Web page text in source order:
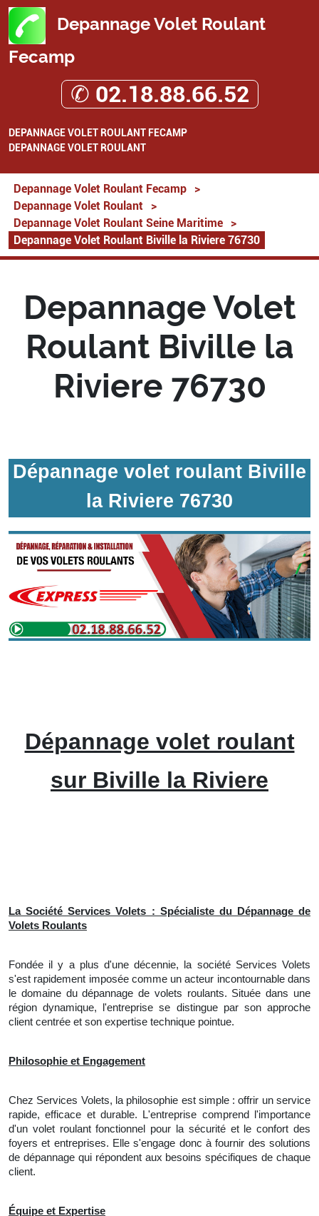
Depannage Volet Roulant
Fecamp
✆ 02.18.88.66.52
DEPANNAGE VOLET ROULANT FECAMP
DEPANNAGE VOLET ROULANT
Depannage Volet Roulant Fecamp
>
Depannage Volet Roulant
>
Depannage Volet Roulant Seine Maritime
>
Depannage Volet Roulant Biville la Riviere 76730
Depannage Volet
Roulant Biville la
Riviere 76730
Dépannage volet roulant Biville
la Riviere 76730
Dépannage volet roulant
sur Biville la Riviere
La Société Services Volets : Spécialiste du Dépannage de
Volets Roulants
Fondée il y a plus d'une décennie, la société Services Volets
s'est rapidement imposée comme un acteur incontournable dans
le domaine du dépannage de volets roulants. Située dans une
région dynamique, l'entreprise se distingue par son approche
client centrée et son expertise technique pointue.
Philosophie et Engagement
Chez Services Volets, la philosophie est simple : offrir un service
rapide, efficace et durable. L'entreprise comprend l'importance
d'un volet roulant fonctionnel pour la sécurité et le confort des
foyers et entreprises. Elle s'engage donc à fournir des solutions
de dépannage qui répondent aux besoins spécifiques de chaque
client.
Équipe et Expertise